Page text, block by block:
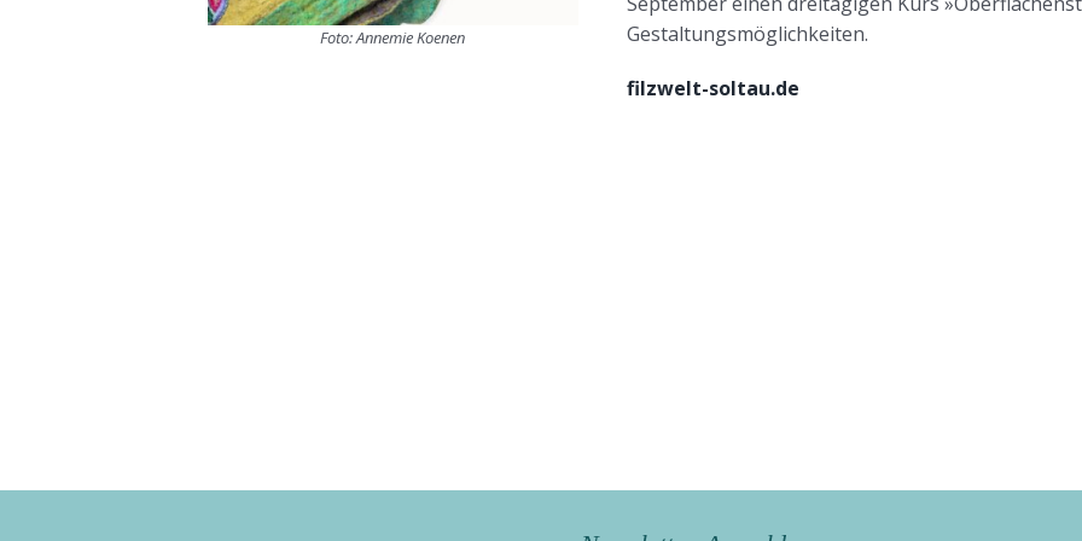
Foto: Annemie Koenen
Gestaltungsmöglichkeiten.
filzwelt-soltau.de